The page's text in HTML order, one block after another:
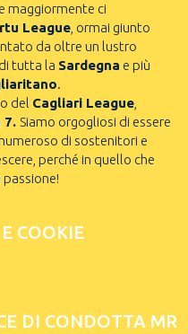
maggiormente ci
League, ormai giunto
da oltre un lustro
tutta la Sardegna e più
.
del Cagliari League,
7. Siamo orgogliosi di essere
di sostenitori e
perché in quello che
COOKIE
DI CONDOTTA MR